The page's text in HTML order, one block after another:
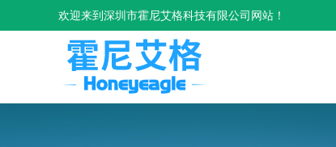
欢迎来到深圳市霍尼艾格科技有限公司网站！